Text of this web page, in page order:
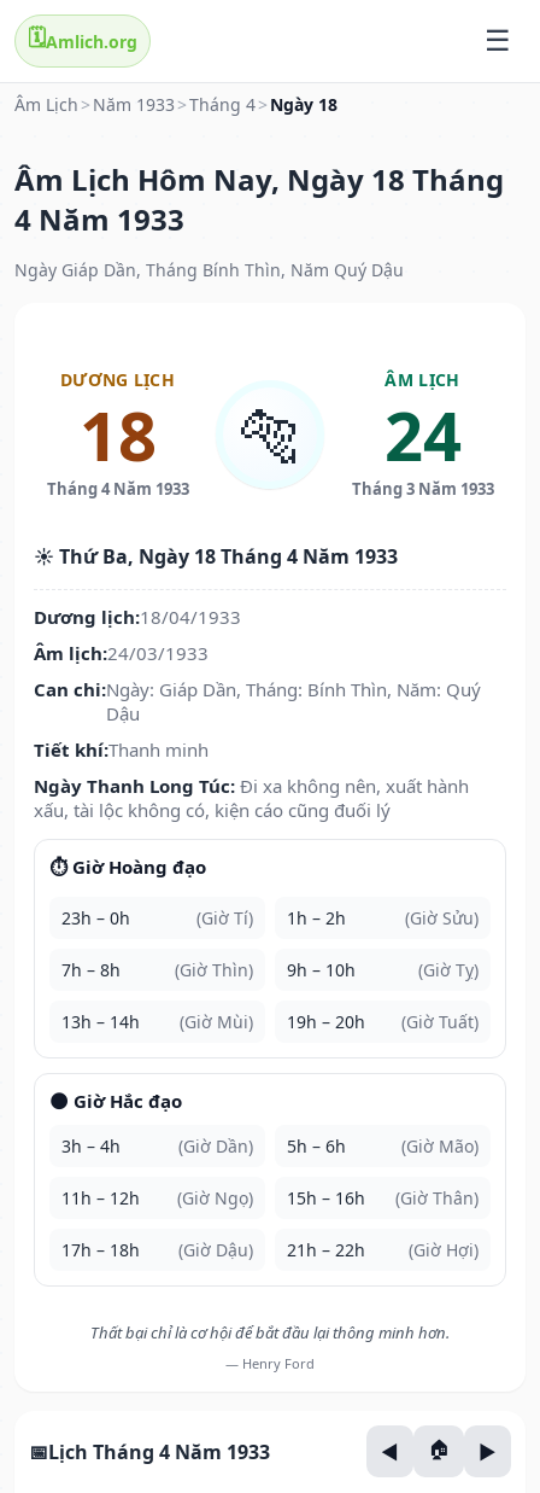
🗓️Amlich.org
Âm Lịch > Năm 1933 >Tháng 4> Ngày 18
Âm Lịch Hôm Nay, Ngày 18 Tháng
4 Năm 1933
Ngày Giáp Dần, Tháng Bính Thìn, Năm Quý Dậu
DƯƠNG LỊCH
18
Tháng 4 Năm 1933
🐅
ÂM LỊCH
24
Tháng 3 Năm 1933
☀️ Thứ Ba, Ngày 18 Tháng 4 Năm 1933
Dương lịch:18/04/1933
Âm lịch:24/03/1933
Can chi:Ngày: Giáp Dần, Tháng: Bính Thìn, Năm: Quý
Dậu
Tiết khí:Thanh minh
Ngày Thanh Long Túc: Đi xa không nên, xuất hành
xấu, tài lộc không có, kiện cáo cũng đuối lý
⏱️ Giờ Hoàng đạo
23h – 0h (Giờ Tí) 1h – 2h (Giờ Sửu)
7h – 8h (Giờ Thìn) 9h – 10h (Giờ Tỵ)
13h – 14h (Giờ Mùi) 19h – 20h (Giờ Tuất)
🌑 Giờ Hắc đạo
3h – 4h (Giờ Dần) 5h – 6h (Giờ Mão)
11h – 12h (Giờ Ngọ) 15h – 16h (Giờ Thân)
17h – 18h (Giờ Dậu) 21h – 22h (Giờ Hợi)
Thất bại chỉ là cơ hội để bắt đầu lại thông minh hơn.
— Henry Ford
Lịch Tháng 4 Năm 1933